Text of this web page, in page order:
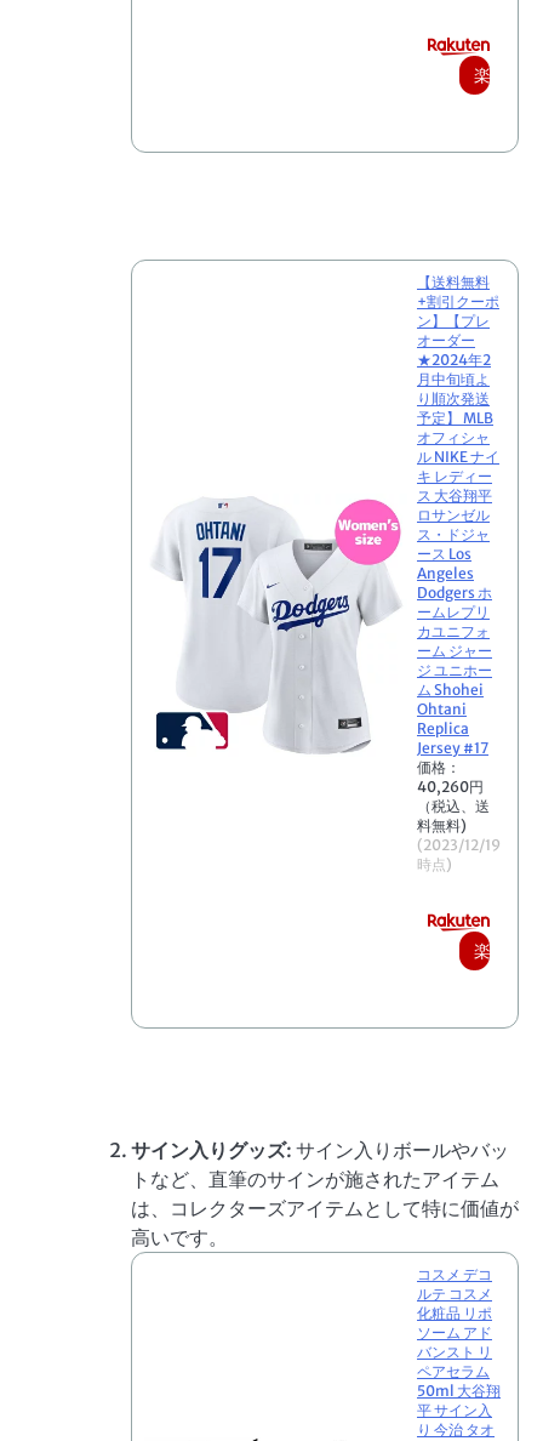
楽
で
【送料無料
+割引クーポ
ン】【プレ
オーダー
★2024年2
月中旬頃よ
り順次発送
予定】 MLB
オフィシャ
ル NIKE ナイ
キ レディー
ス 大谷翔平
ロサンゼル
ス・ドジャ
ース Los
Angeles
Dodgers ホ
ームレプリ
カユニフォ
ーム ジャー
ジ ユニホー
ム Shohei
Ohtani
Replica
Jersey #17
価格：
40,260円
（税込、送
料無料)
(2023/12/19
時点)
楽
で
サイン入りグッズ: サイン入りボールやバッ
トなど、直筆のサインが施されたアイテム
は、コレクターズアイテムとして特に価値が
高いです。
コスメ デコ
ルテ コスメ
化粧品 リポ
ソーム アド
バンスト リ
ペアセラム
50ml 大谷翔
平 サイン入
り 今治 タオ